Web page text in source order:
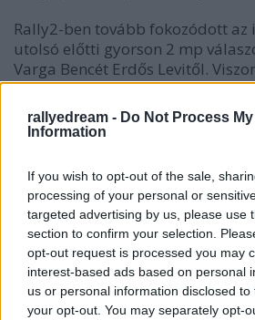
rallyedream - Do Not Process
Information
If you wish to opt-out of the sale,
processing of your personal or
targeted advertising by us, please use
section to confirm your selection.
opt-out request is processed you may
interest-based ads based on personal
us or personal information disclosed
your opt-out. You may separately opt-
Rally2-ben tovább fokozódott az
utolsó előtti gyorson 2 mp
Varga Bencét Erdős Levitől.
elképesztő módon Erdős 4 mp-
az utolsó szakaszon, behúzva
győzelmet. A bronzérmet Tresó